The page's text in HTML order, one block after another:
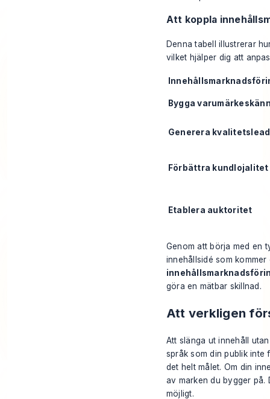
Att koppla
Denna tabell illustrerar
vilket hjälper dig att
Bygga
Generera
Förbättra kundlojalitet
Etablera auktoritet
Genom att börja med en
innehållsidé som
göra en mätbar skillnad.
Att verkligen
Att slänga ut innehåll
språk som din publik inte
det helt målet. Om din
av marken du bygger på.
möjligt.